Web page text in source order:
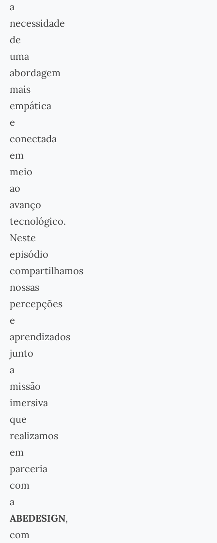
a
necessidade
de
uma
abordagem
mais
empática
e
conectada
em
meio
ao
avanço
tecnológico.
Neste
episódio
compartilhamos
nossas
percepções
e
aprendizados
junto
a
missão
imersiva
que
realizamos
em
parceria
com
a
ABEDESIGN,
com